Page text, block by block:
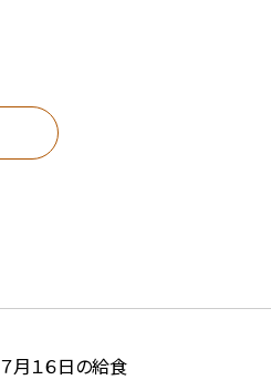
７月１６日の給食